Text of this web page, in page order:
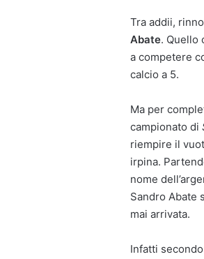
Tra addii,
Abate. Quello
a competere
calcio a 5.
Ma per
campionato di
riempire il
irpina.
nome
Sandro Abate
mai arrivata.
Infatti